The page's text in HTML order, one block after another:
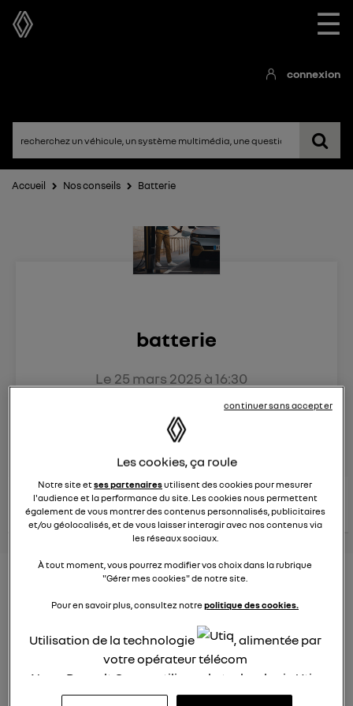
☰
connexion
Accueil Nos conseils Batterie
batterie
Le 25 mars 2025 à 16:30
RENAULT
posez une question
conseils Renault
consultez les
conseils
similaires
voir tous les
conseils
Aides aux frais installation d'une
borne de recharge
Elena42
Le25 janvier 2022à17:24
Existe t-il des aides pour faire installer une borne de
recharge à domicile ?
Les cookies, ça roule
Notre site etses partenairesutilisent des cookies pour mesurer
l'audience et la performance du site. Les cookies nous permettent
également de vous montrer des contenus personnalisés, publicitaires
et/ou géolocalisés, et de vous laisser interagir avec nos contenus via
les réseaux sociaux.
À tout moment, vous pourrez modifier vos choix dans la rubrique
"Gérer mes cookies" de notre site.
Pour en savoir plus, consultez notrepolitique des cookies.
Utilisation de la technologie
, alimentée par
votre opérateur télécom
Nous, Renault Group, utilisons la technologie Utiq
pour nos activités digitales (telles que décrites
continuer sans accepter